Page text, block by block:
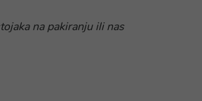
na pakiranju ili nas